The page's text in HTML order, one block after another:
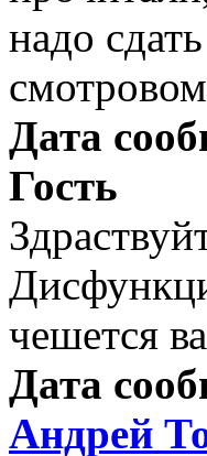
надо
Дата
Гость
чешется
Дата
Андрей